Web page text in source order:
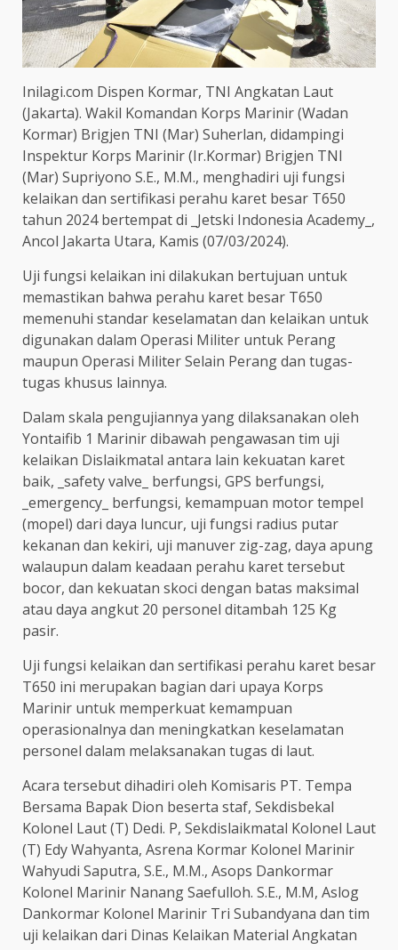
Inilagi.com Dispen Kormar, TNI Angkatan Laut
(Jakarta). Wakil Komandan Korps Marinir (Wadan
Kormar) Brigjen TNI (Mar) Suherlan, didampingi
Inspektur Korps Marinir (Ir.Kormar) Brigjen TNI
(Mar) Supriyono S.E., M.M., menghadiri uji fungsi
kelaikan dan sertifikasi perahu karet besar T650
tahun 2024 bertempat di _Jetski Indonesia Academy_,
Ancol Jakarta Utara, Kamis (07/03/2024).
Uji fungsi kelaikan ini dilakukan bertujuan untuk
memastikan bahwa perahu karet besar T650
memenuhi standar keselamatan dan kelaikan untuk
digunakan dalam Operasi Militer untuk Perang
maupun Operasi Militer Selain Perang dan tugas-
tugas khusus lainnya.
Dalam skala pengujiannya yang dilaksanakan oleh
Yontaifib 1 Marinir dibawah pengawasan tim uji
kelaikan Dislaikmatal antara lain kekuatan karet
baik, _safety valve_ berfungsi, GPS berfungsi,
_emergency_ berfungsi, kemampuan motor tempel
(mopel) dari daya luncur, uji fungsi radius putar
kekanan dan kekiri, uji manuver zig-zag, daya apung
walaupun dalam keadaan perahu karet tersebut
bocor, dan kekuatan skoci dengan batas maksimal
atau daya angkut 20 personel ditambah 125 Kg
pasir.
Uji fungsi kelaikan dan sertifikasi perahu karet besar
T650 ini merupakan bagian dari upaya Korps
Marinir untuk memperkuat kemampuan
operasionalnya dan meningkatkan keselamatan
personel dalam melaksanakan tugas di laut.
Acara tersebut dihadiri oleh Komisaris PT. Tempa
Bersama Bapak Dion beserta staf, Sekdisbekal
Kolonel Laut (T) Dedi. P, Sekdislaikmatal Kolonel Laut
(T) Edy Wahyanta, Asrena Kormar Kolonel Marinir
Wahyudi Saputra, S.E., M.M., Asops Dankormar
Kolonel Marinir Nanang Saefulloh. S.E., M.M, Aslog
Dankormar Kolonel Marinir Tri Subandyana dan tim
uji kelaikan dari Dinas Kelaikan Material Angkatan